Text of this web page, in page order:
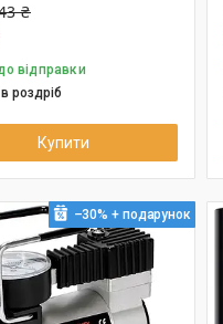
₴
відправки
роздріб
Купити
–30%